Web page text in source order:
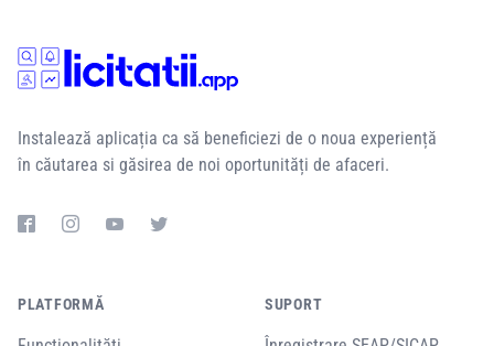
Instalează aplicația ca să beneficiezi de o noua experiență
în căutarea si găsirea de noi oportunități de afaceri.
PLATFORMĂ SUPORT